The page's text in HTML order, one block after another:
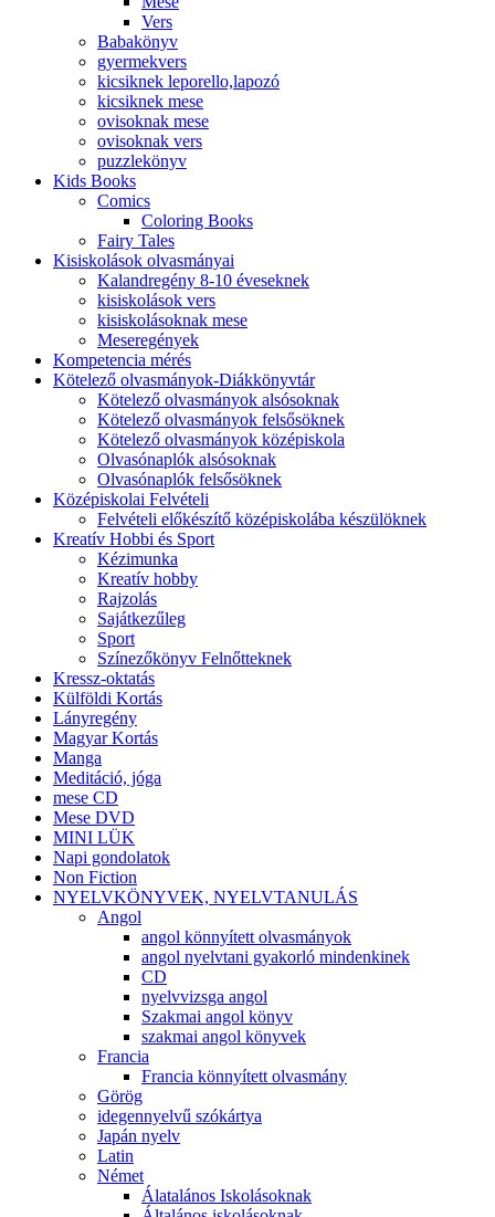
Vers
Babakönyv
gyermekvers
kicsiknek leporello,lapozó
kicsiknek mese
ovisoknak mese
ovisoknak vers
puzzlekönyv
Kids Books
Comics
Coloring Books
Fairy Tales
Kisiskolások olvasmányai
Kalandregény 8-10 éveseknek
kisiskolások vers
kisiskolásoknak mese
Meseregények
Kompetencia mérés
Kötelező olvasmányok-Diákkönyvtár
Kötelező olvasmányok alsósoknak
Kötelező olvasmányok felsősöknek
Kötelező olvasmányok középiskola
Olvasónaplók alsósoknak
Olvasónaplók felsősöknek
Középiskolai Felvételi
Felvételi előkészítő középiskolába készülöknek
Kreatív Hobbi és Sport
Kézimunka
Kreatív hobby
Rajzolás
Sajátkezűleg
Sport
Színezőkönyv Felnőtteknek
Kressz-oktatás
Külföldi Kortás
Lányregény
Magyar Kortás
Manga
Meditáció, jóga
mese CD
Mese DVD
MINI LÜK
Napi gondolatok
Non Fiction
NYELVKÖNYVEK, NYELVTANULÁS
Angol
angol könnyített olvasmányok
angol nyelvtani gyakorló mindenkinek
CD
nyelvvizsga angol
Szakmai angol könyv
szakmai angol könyvek
Francia
Francia könnyített olvasmány
Görög
idegennyelvű szókártya
Japán nyelv
Latin
Német
Álatalános Iskolásoknak